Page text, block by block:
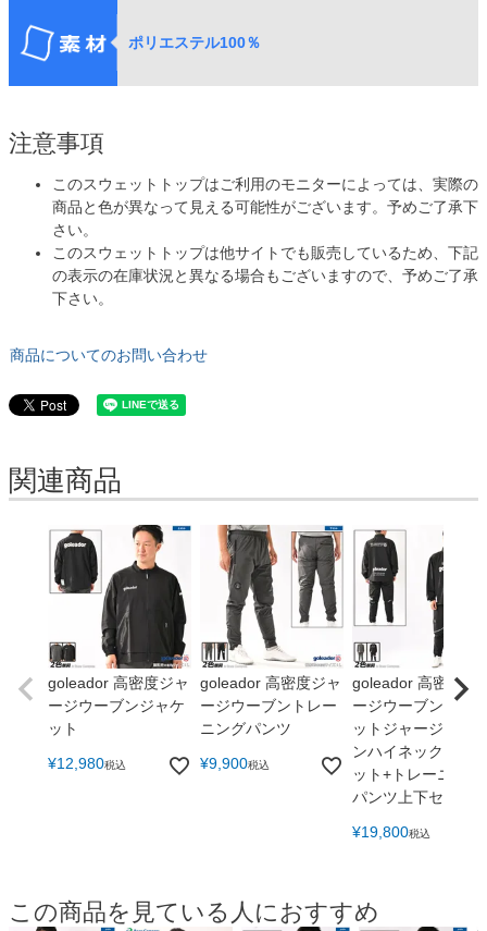
ポリエステル100％
注意事項
このスウェットトップはご利用のモニターによっては、実際の
商品と色が異なって見える可能性がございます。予めご了承下
さい。
このスウェットトップは他サイトでも販売しているため、下記
の表示の在庫状況と異なる場合もございますので、予めご了承
下さい。
商品についてのお問い合わせ
関連商品
goleador 高密度ジャ
ージウーブンジャケ
ット
¥12,980税込
goleador 高密度ジャ
ージウーブントレー
ニングパンツ
¥9,900税込
goleador 高密度ジ
ージウーブンジャ
ットジャージウー
ンハイネックジャ
ット+トレーニング
パンツ上下セット
¥19,800税込
この商品を見ている人におすすめ